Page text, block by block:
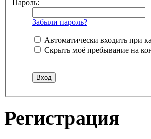
Пароль:
Забыли пароль?
Автоматически входить при
Скрыть моё пребывание на
Регистрация